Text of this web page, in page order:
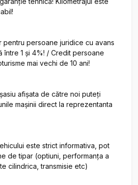
pentru persoane juridice cu avans
între 1 și 4%! / Credit persoane
mai vechi de 10 ani!
afișata de către noi puteți
mașinii direct la reprezentanta
este strict informativa, pot
de tipar (optiuni, performanța a
cilindrica, transmisie etc)